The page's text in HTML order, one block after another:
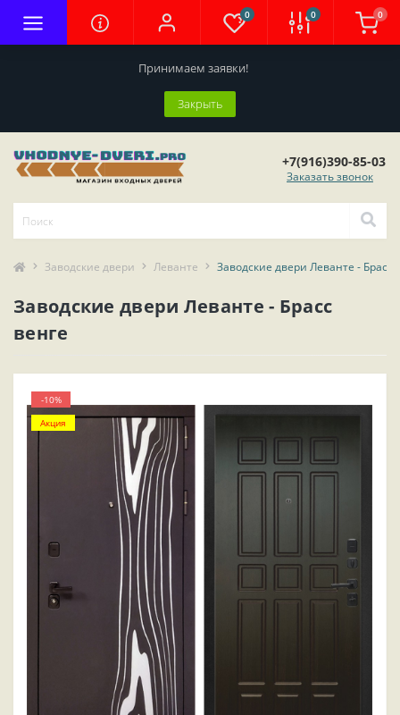
Принимаем заявки!
Закрыть
0 0 0
+7(916)390-85-03
Заказать звонок
Заводские двери Леванте Заводские двери Леванте - Брасс
Заводские двери Леванте - Брасс
венге
-10%
Акция